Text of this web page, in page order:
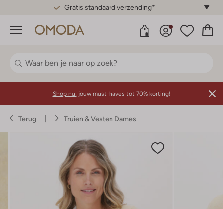
Gratis standaard verzending*
Menu
Shop nu: jouw must-haves tot 70% korting!
Terug Truien & Vesten Dames